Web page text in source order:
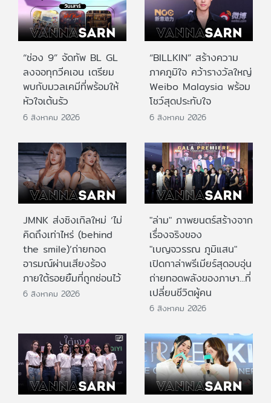
“ช่อง 9” จัดทัพ BL GL
ลงจอทุกวีคเอน เตรียม
พบกับมวลเคมีที่พร้อมให้
หัวใจเต้นรัว
6 สิงหาคม 2026
“BILLKIN” สร้างความ
ภาคภูมิใจ คว้ารางวัลใหญ่
Weibo Malaysia พร้อม
โชว์สุดประทับใจ
6 สิงหาคม 2026
JMNK ส่งซิงเกิลใหม่ ‘ไม่
คิดถึงเท่าไหร่ (behind
the smile)’ถ่ายทอด
อารมณ์ผ่านเสียงร้อง
ภายใต้รอยยิ้มที่ถูกซ่อนไว้
6 สิงหาคม 2026
"ล่าม" ภาพยนตร์สร้างจาก
เรื่องจริงของ
"เบญจวรรณ ภูมิแสน"
เปิดกาล่าพรีเมียร์สุดอบอุ่น
ถ่ายทอดพลังของภาษา...ที่
เปลี่ยนชีวิตผู้คน
6 สิงหาคม 2026